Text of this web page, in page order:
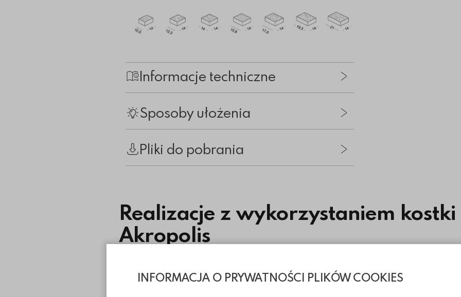
INFORMACJA O PRYWATNOŚCI PLIKÓW COOKIES
Informacje techniczne
Sposoby ułożenia
Pliki do pobrania
Realizacje z wykorzystaniem kostki
Akropolis